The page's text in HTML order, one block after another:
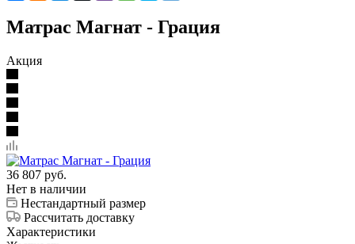
Матрас Магнат - Грация
Акция
36 807 руб.
Нет в наличии
Нестандартный размер
Рассчитать доставку
Характеристики